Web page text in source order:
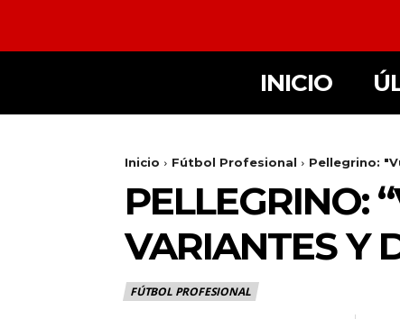
INICIO
Inicio Fútbol Profesional Pellegrino:
PELLEGRINO:
VARIANTES Y
FÚTBOL PROFESIONAL